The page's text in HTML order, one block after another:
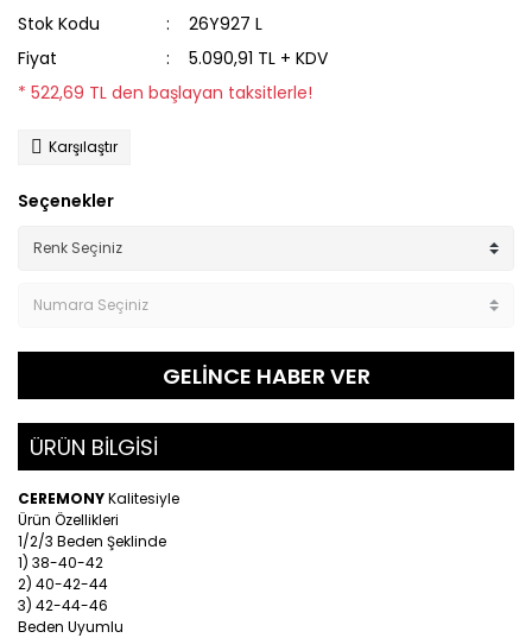
Stok Kodu
26Y927 L
Fiyat
5.090,91 TL + KDV
* 522,69 TL den başlayan taksitlerle!
Karşılaştır
Seçenekler
GELİNCE HABER VER
ÜRÜN BİLGİSİ
CEREMONYKalitesiyle
Ürün Özellikleri
1/2/3 Beden Şeklinde
1) 38-40-42
2) 40-42-44
3) 42-44-46
Beden Uyumlu